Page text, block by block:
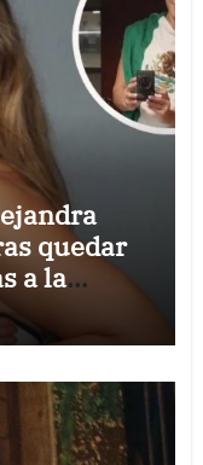
quedar
a la